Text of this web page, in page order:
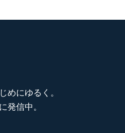
めにゆるく。
発信中。